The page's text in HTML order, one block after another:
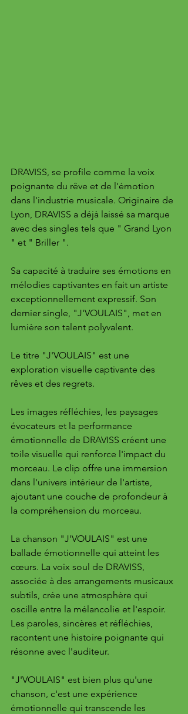
DRAVISS, se profile comme la voix
poignante du rêve et de l'émotion
dans l'industrie musicale. Originaire de
Lyon, DRAVISS a déjà laissé sa marque
avec des singles tels que " Grand Lyon
" et " Briller ".
Sa capacité à traduire ses émotions en
mélodies captivantes en fait un artiste
exceptionnellement expressif. Son
dernier single, "J'VOULAIS", met en
lumière son talent polyvalent.
Le titre "J'VOULAIS" est une
exploration visuelle captivante des
rêves et des regrets.
Les images réfléchies, les paysages
évocateurs et la performance
émotionnelle de DRAVISS créent une
toile visuelle qui renforce l'impact du
morceau. Le clip offre une immersion
dans l'univers intérieur de l'artiste,
ajoutant une couche de profondeur à
la compréhension du morceau.
La chanson "J'VOULAIS" est une
ballade émotionnelle qui atteint les
cœurs. La voix soul de DRAVISS,
associée à des arrangements musicaux
subtils, crée une atmosphère qui
oscille entre la mélancolie et l'espoir.
Les paroles, sincères et réfléchies,
racontent une histoire poignante qui
résonne avec l'auditeur.
"J'VOULAIS" est bien plus qu'une
chanson, c'est une expérience
émotionnelle qui transcende les